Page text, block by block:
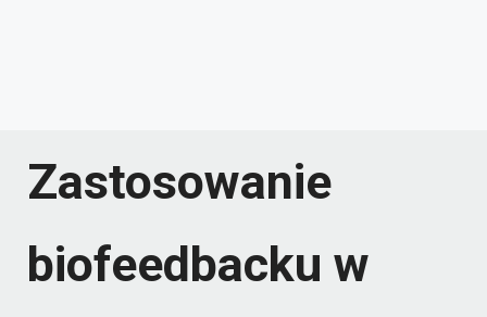
Zastosowanie
biofeedbacku w